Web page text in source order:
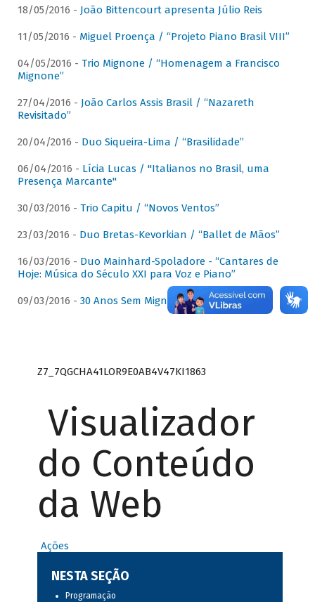
18/05/2016 - João Bittencourt apresenta Júlio Reis
11/05/2016 - Miguel Proença / “Projeto Piano Brasil VIII”
04/05/2016 - Trio Mignone / “Homenagem a Francisco
Mignone”
27/04/2016 - João Carlos Assis Brasil / “Nazareth
Revisitado”
20/04/2016 - Duo Siqueira-Lima / “Brasilidade”
06/04/2016 - Lícia Lucas / "Italianos no Brasil, uma
Presença Marcante"
30/03/2016 - Trio Capitu / “Novos Ventos”
23/03/2016 - Duo Bretas-Kevorkian / “Ballet de Mãos”
16/03/2016 - Duo Mainhard-Spoladore - “Cantares de
Hoje: Música do Século XXI para Voz e Piano”
09/03/2016 - 30 Anos Sem Mignone
Z7_7QGCHA41LOR9E0AB4V47KI1863
Visualizador
do Conteúdo
da Web
Ações
NESTA SEÇÃO
Programação